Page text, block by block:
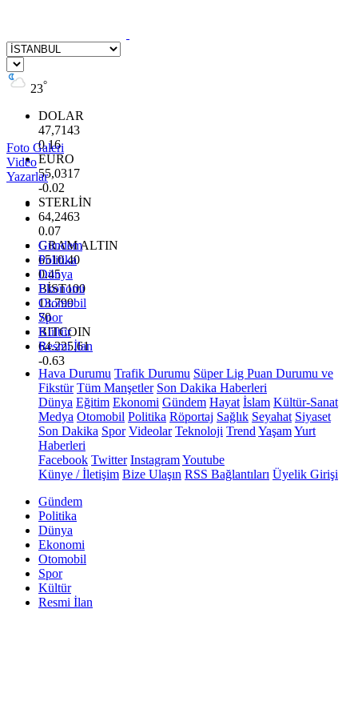
23°
DOLAR
47,7143
0.16
EURO
55,0317
-0.02
STERLİN
64,2463
0.07
GRAM ALTIN
6510.40
0.45
BİST100
13.799
70
BITCOIN
64.225,61
-0.63
Foto Galeri
Video
Yazarlar
Gündem
Politika
Dünya
Ekonomi
Otomobil
Spor
Kültür
Resmi İlan
Hava Durumu Trafik Durumu Süper Lig Puan Durumu ve
Fikstür Tüm Manşetler Son Dakika Haberleri
Dünya Eğitim Ekonomi Gündem Hayat İslam Kültür-Sanat
Medya Otomobil Politika Röportaj Sağlık Seyahat Siyaset
Son Dakika Spor Videolar Teknoloji Trend YaşamYurt
Haberleri
Facebook Twitter InstagramYoutube
Künye / İletişim Bize Ulaşın RSS Bağlantıları Üyelik Girişi
Gündem
Politika
Dünya
Ekonomi
Otomobil
Spor
Kültür
Resmi İlan